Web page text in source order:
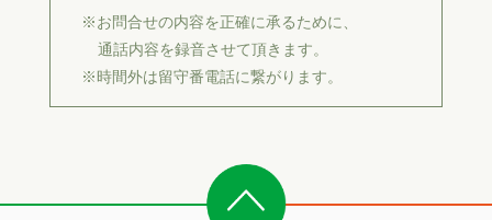
※お問合せの内容を正確に承るために、
通話内容を録音させて頂きます。
※時間外は留守番電話に繋がります。